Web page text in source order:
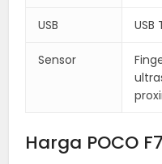
USB USB
Sensor
Harga POCO